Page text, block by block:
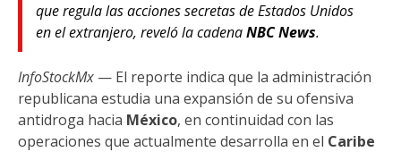
que regula las acciones secretas de Estados Unidos
en el extranjero, reveló la cadenaNBC News.
InfoStockMx — El reporte indica que la administración
republicana estudia una expansión de su ofensiva
antidroga hacia México, en continuidad con las
operaciones que actualmente desarrolla en el Caribe